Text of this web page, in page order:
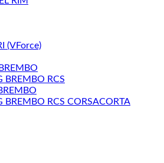
(VForce)
BREMBO RCS
BREMBO RCS CORSACORTA